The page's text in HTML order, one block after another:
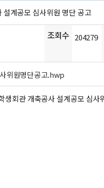
계공모 심사위원 명단 공고
조회수 204279
위원명단공고.hwp
생회관 개축공사 설계공모 심사